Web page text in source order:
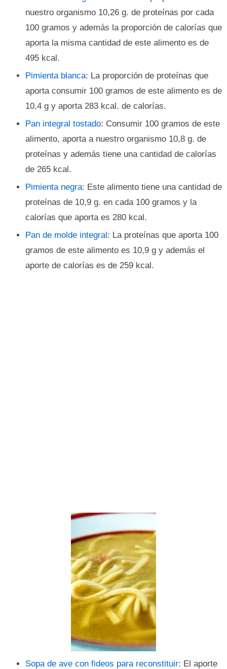
nuestro organismo 10,26 g. de proteínas por cada
100 gramos y además la proporción de calorías que
aporta la misma cantidad de este alimento es de
495 kcal.
Pimienta blanca: La proporción de proteínas que
aporta consumir 100 gramos de este alimento es de
10,4 g y aporta 283 kcal. de calorías.
Pan integral tostado: Consumir 100 gramos de este
alimento, aporta a nuestro organismo 10,8 g. de
proteínas y además tiene una cantidad de calorías
de 265 kcal.
Pimienta negra: Este alimento tiene una cantidad de
proteínas de 10,9 g. en cada 100 gramos y la
calorías que aporta es 280 kcal.
Pan de molde integral: La proteínas que aporta 100
gramos de este alimento es 10,9 g y además el
aporte de calorías es de 259 kcal.
Sopa de ave con fideos para reconstituir: El aporte